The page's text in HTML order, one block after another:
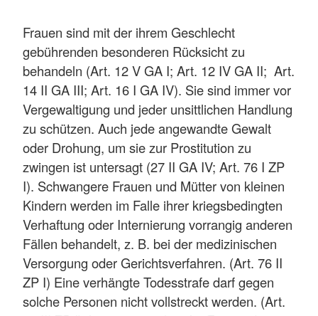
Frauen sind mit der ihrem Geschlecht
gebührenden besonderen Rücksicht zu
behandeln (Art. 12 V GA I; Art. 12 IV GA II; Art.
14 II GA III; Art. 16 I GA IV). Sie sind immer vor
Vergewaltigung und jeder unsittlichen Handlung
zu schützen. Auch jede angewandte Gewalt
oder Drohung, um sie zur Prostitution zu
zwingen ist untersagt (27 II GA IV; Art. 76 I ZP
I). Schwangere Frauen und Mütter von kleinen
Kindern werden im Falle ihrer kriegsbedingten
Verhaftung oder Internierung vorrangig anderen
Fällen behandelt, z. B. bei der medizinischen
Versorgung oder Gerichtsverfahren. (Art. 76 II
ZP I) Eine verhängte Todesstrafe darf gegen
solche Personen nicht vollstreckt werden. (Art.